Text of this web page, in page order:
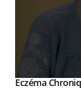
Youtube
Eczéma